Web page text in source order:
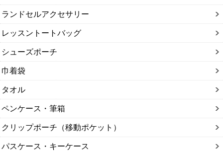
ランドセルアクセサリー
レッスントートバッグ
シューズポーチ
巾着袋
タオル
ペンケース・筆箱
クリップポーチ（移動ポケット）
パスケース・キーケース